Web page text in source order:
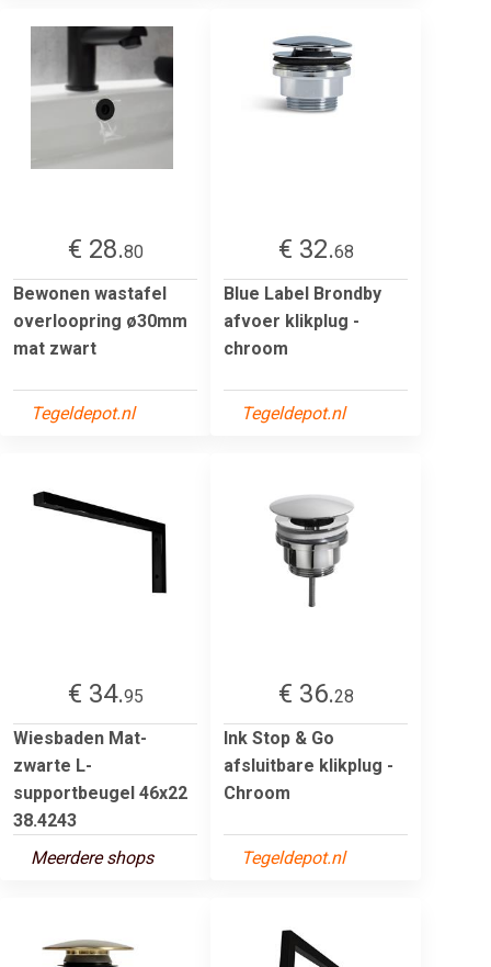
€ 28.80
Bewonen wastafel
overloopring ø30mm
mat zwart
Tegeldepot.nl
€ 32.68
Blue Label Brondby
afvoer klikplug -
chroom
Tegeldepot.nl
€ 34.95
Wiesbaden Mat-
zwarte L-
supportbeugel 46x22
38.4243
Meerdere shops
€ 36.28
Ink Stop & Go
afsluitbare klikplug -
Chroom
Tegeldepot.nl